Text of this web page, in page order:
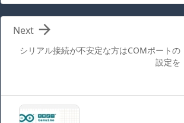
シリアル接続が不安定な方はCOMポートの
設定を

Next